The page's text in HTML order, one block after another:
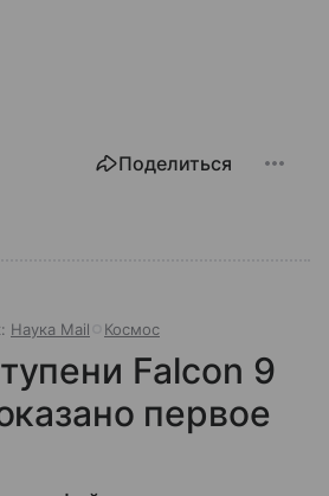
Поделиться
Наука Mail Космос
Falcon 9
первое